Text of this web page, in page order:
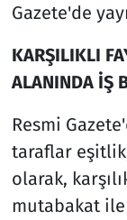
Gazete'de
KARŞILIKLI
ALANINDA İŞ
Resmi
taraflar
olarak,
mutabakat